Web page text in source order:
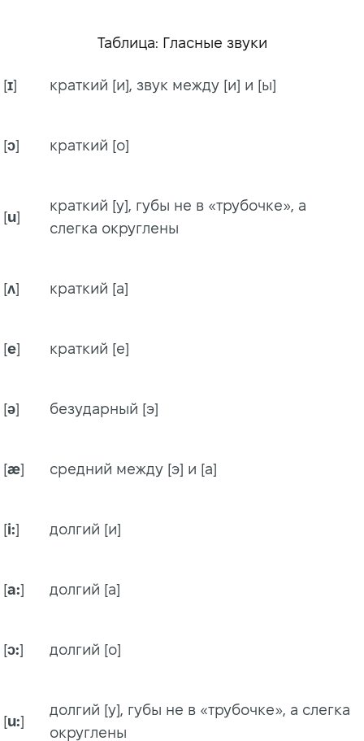
Таблица: Гласные звуки
[ɪ] краткий [и], звук между [и] и [ы]
[ɔ] краткий [о]
[u]
краткий [у], губы не в «трубочке», а
слегка округлены
[ʌ] краткий [а]
[e] краткий [е]
[ə] безударный [э]
[æ] средний между [э] и [а]
[i:] долгий [и]
[a:] долгий [а]
[ɔ:] долгий [о]
[u:]
долгий [у], губы не в «трубочке», а слегка
округлены